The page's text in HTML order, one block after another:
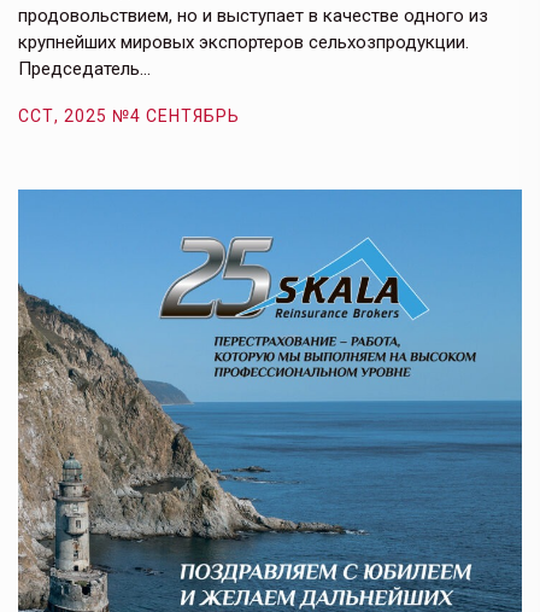
продовольствием, но и выступает в качестве одного из
крупнейших мировых экспортеров сельхозпродукции.
Председатель…
ССТ, 2025 №4 СЕНТЯБРЬ